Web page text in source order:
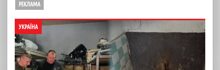
РЕКЛАМА
УКРАЇНА